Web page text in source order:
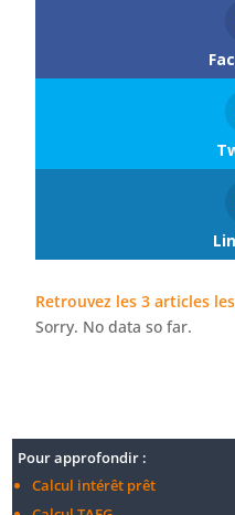
Retrouvez les 3 articles
Sorry. No data so far.
Pour approfondir :
Calcul intérêt prêt